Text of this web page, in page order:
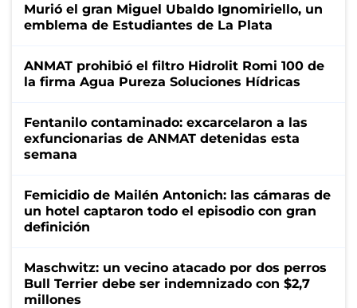
Murió el gran Miguel Ubaldo Ignomiriello, un
emblema de Estudiantes de La Plata
ANMAT prohibió el filtro Hidrolit Romi 100 de
la firma Agua Pureza Soluciones Hídricas
Fentanilo contaminado: excarcelaron a las
exfuncionarias de ANMAT detenidas esta
semana
Femicidio de Mailén Antonich: las cámaras de
un hotel captaron todo el episodio con gran
definición
Maschwitz: un vecino atacado por dos perros
Bull Terrier debe ser indemnizado con $2,7
millones